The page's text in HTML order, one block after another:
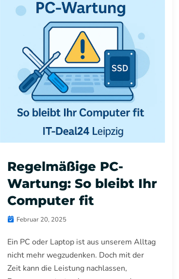
Regelmäßige PC-
Wartung: So bleibt Ihr
Computer fit
Februar 20, 2025
Ein PC oder Laptop ist aus unserem Alltag
nicht mehr wegzudenken. Doch mit der
Zeit kann die Leistung nachlassen,